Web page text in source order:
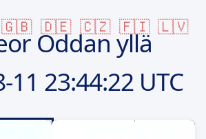
🇬🇧 🇩🇪 🇨🇿 🇫🇮 🇱🇻
Oddan yllä
11 23:44:22 UTC